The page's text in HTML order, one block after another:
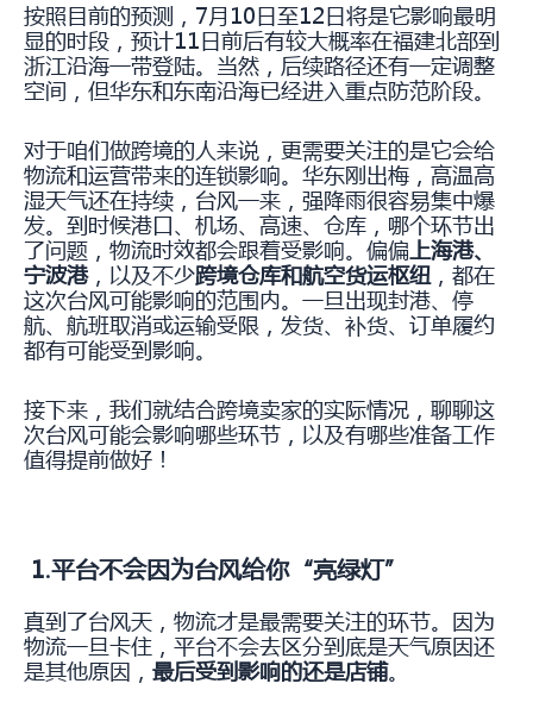
按照目前的预测，7月10日至12日将是它影响最明
显的时段，预计11日前后有较大概率在福建北部到
浙江沿海一带登陆。当然，后续路径还有一定调整
空间，但华东和东南沿海已经进入重点防范阶段。
对于咱们做跨境的人来说，更需要关注的是它会给
物流和运营带来的连锁影响。华东刚出梅，高温高
湿天气还在持续，台风一来，强降雨很容易集中爆
发。到时候港口、机场、高速、仓库，哪个环节出
了问题，物流时效都会跟着受影响。偏偏上海港、
宁波港，以及不少跨境仓库和航空货运枢纽，都在
这次台风可能影响的范围内。一旦出现封港、停
航、航班取消或运输受限，发货、补货、订单履约
都有可能受到影响。
接下来，我们就结合跨境卖家的实际情况，聊聊这
次台风可能会影响哪些环节，以及有哪些准备工作
值得提前做好！
1.平台不会因为台风给你“亮绿灯”
真到了台风天，物流才是最需要关注的环节。因为
物流一旦卡住，平台不会去区分到底是天气原因还
是其他原因， 最后受到影响的还是店铺。